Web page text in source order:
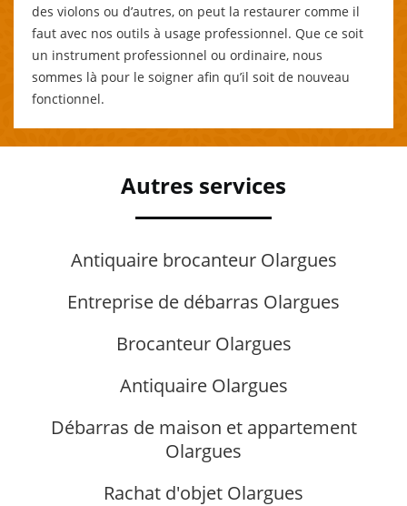
des violons ou d’autres, on peut la restaurer comme il
faut avec nos outils à usage professionnel. Que ce soit
un instrument professionnel ou ordinaire, nous
sommes là pour le soigner afin qu’il soit de nouveau
fonctionnel.
Autres services
Antiquaire brocanteur Olargues
Entreprise de débarras Olargues
Brocanteur Olargues
Antiquaire Olargues
Débarras de maison et appartement
Olargues
Rachat d'objet Olargues